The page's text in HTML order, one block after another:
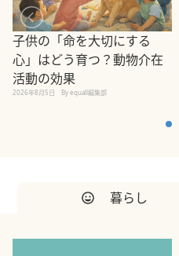
子供の「命を大切にする
心」はどう育つ？動物介在
活動の効果
2026年8月5日 By equall編集部
暮らし